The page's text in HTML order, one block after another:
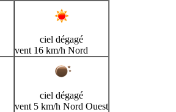
ciel dégagé
vent 16 km/h Nord
ciel dégagé
vent 5 km/h Nord Ouest